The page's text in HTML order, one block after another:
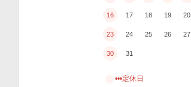
16 17 18 19 20
23 24 25 26 27
30 31
•••定休日